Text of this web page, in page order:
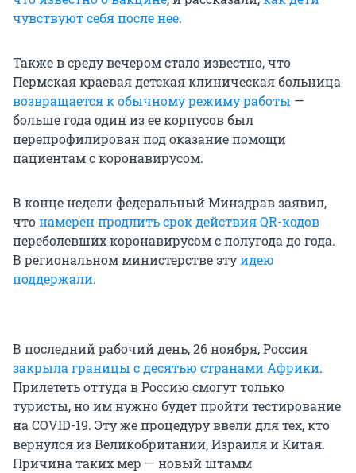
чувствуют себя после нее.
Также в среду вечером стало известно, что
Пермская краевая детская клиническая больница
возвращается к обычному режиму работы —
больше года один из ее корпусов был
перепрофилирован под оказание помощи
пациентам с коронавирусом.
В конце недели федеральный Минздрав заявил,
чтонамерен продлить срок действия QR-кодов
переболевших коронавирусом с полугода до года.
В региональном министерстве этуидею
поддержали.
В последний рабочий день, 26 ноября, Россия
закрыла границы с десятью странами Африки.
Прилететь оттуда в Россию смогут только
туристы, но им нужно будет пройти тестирование
на COVID-19. Эту же процедуру ввели для тех, кто
вернулся из Великобритании, Израиля и Китая.
Причина таких мер — новый штамм